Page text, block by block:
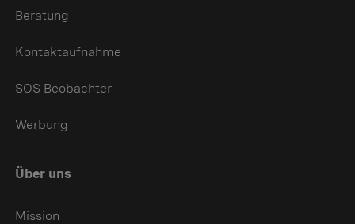
Beratung
Kontaktaufnahme
SOS Beobachter
Werbung
Über uns
Mission